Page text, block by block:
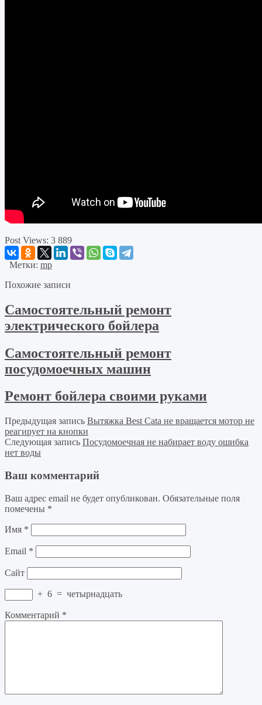
Post Views: 3 889
Метки: mp
Похожие записи
Самостоятельный ремонт
электрического бойлера
Самостоятельный ремонт
посудомоечных машин
Ремонт бойлера своими руками
Предыдущая запись Вытяжка Best Cata не вращается мотор не
реагирует на кнопки
Следующая запись Посудомоечная не набирает воду ошибка
нет воды
Ваш комментарий
Ваш адрес email не будет опубликован. Обязательные поля
помечены *
Имя *
Email *
Сайт
+ 6 = четырнадцать
Комментарий *